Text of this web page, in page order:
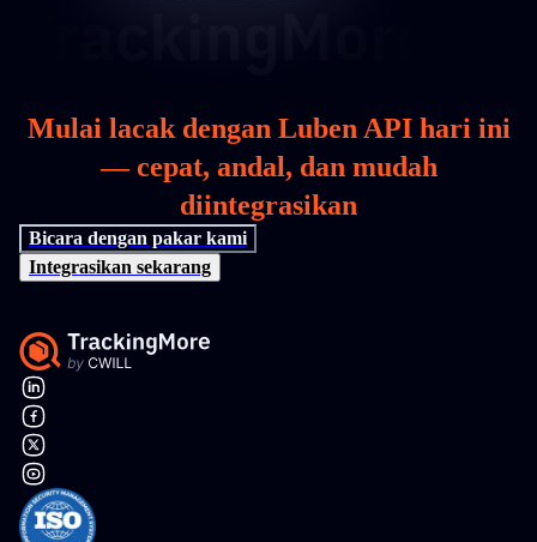
Mulai lacak dengan Luben API hari ini
— cepat, andal, dan mudah
diintegrasikan
Bicara dengan pakar kami
Integrasikan sekarang